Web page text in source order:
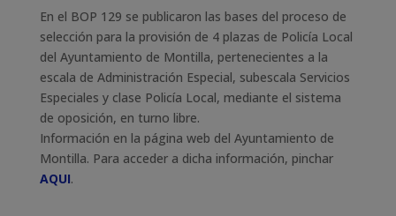
En el BOP 129 se publicaron las bases del proceso de
selección para la provisión de 4 plazas de Policía Local
del Ayuntamiento de Montilla, pertenecientes a la
escala de Administración Especial, subescala Servicios
Especiales y clase Policía Local, mediante el sistema
de oposición, en turno libre.
Información en la página web del Ayuntamiento de
Montilla. Para acceder a dicha información, pinchar
AQUI.